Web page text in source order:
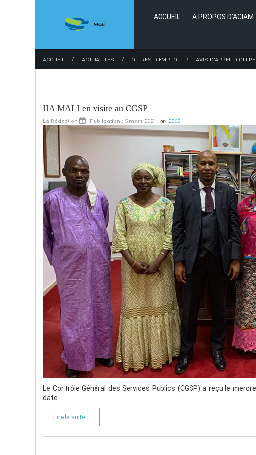
ACCUEIL A PROPOS D'ACIAM
ACCUEIL / ACTUALITÉS / OFFRES D'EMPLOI / AVIS D'APPEL
La Rédaction Publication : 5 mars 2021 - 3124
En marge de l'audience accordée par le Vice-Président de la
l'honneur d'être reçue par le Président Marimpa Samoura
Financières (CENTIF).
Lire la suite...
IIA MALI en visite au CGSP
La Rédaction Publication : 5 mars 2021 - 2560
Le Contrôle Général des Services Publics (CGSP) a reçu le
date.
Lire la suite...